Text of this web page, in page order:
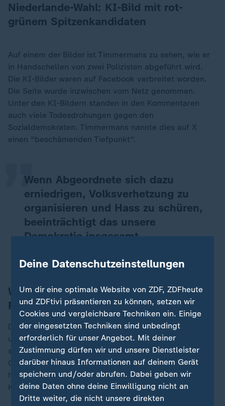
Niederlande-Wahl: KI-Bild mit rot-
grünem Spitzenkandidaten
Auf einem der Bilder ist Timmermans zu sehen, wie er
in Handschellen von zwei Polizisten abgeführt wird.
Die KI-Bilder waren auf Facebook verbreitet worden.
Die Seite wurde inzwischen vom Netz genommen.
Unter den KI-Bildern standen in den Kommentaren
auch viele Todesdrohungen gegen den
Sozialdemokraten. Timmermans nannte dies auf X
einen "beschämenden Tiefpunkt".
Wenn Abgeordnete sich dazu
erniedrigen, Volksverhetzung zu
organisieren und Hass zu schüren,
beeinträchtigt das unsere
Demokratie insgesamt.
„
Wilders entschuldigt sich für
Parteikollegen
Der Populist Wilders distanzierte sich von den Bildern
und entschuldigte sich bei Timmermans. Diese Bilder
seien "unangemessen und unerhört", schrieb er auf X.
Ob der Fall noch Folgen für die beiden Abgeordneten
hat, sagte er aber nicht. Beide stehen auf der
Kandidatenliste der Partei für die Wahl.
Deine Datenschutzeinstellungen
Um dir eine optimale Website von ZDF, ZDFheute
und ZDFtivi präsentieren zu können, setzen wir
Cookies und vergleichbare Techniken ein. Einige
der eingesetzten Techniken sind unbedingt
erforderlich für unser Angebot. Mit deiner
Zustimmung dürfen wir und unsere Dienstleister
darüber hinaus Informationen auf deinem Gerät
speichern und/oder abrufen. Dabei geben wir
deine Daten ohne deine Einwilligung nicht an
Dritte weiter, die nicht unsere direkten